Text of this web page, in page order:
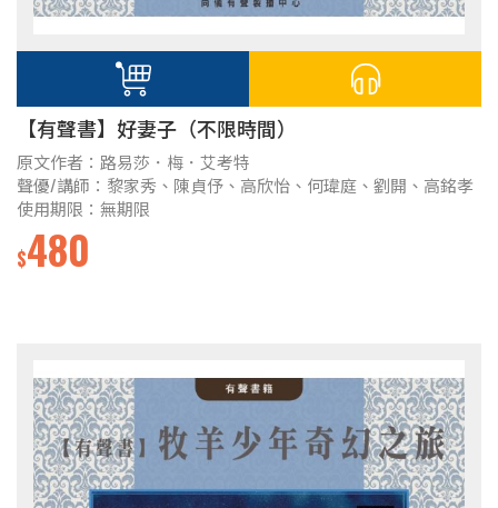
【有聲書】好妻子（不限時間）
原文作者：路易莎．梅．艾考特
聲優/講師：黎家秀、陳貞伃、高欣怡、何瑋庭、劉開、高銘孝
使用期限：無期限
$480